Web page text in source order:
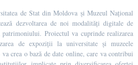
de Stat din Moldova și Muzeul Național
dezvoltarea de noi modalități digitale de
patrimoniului. Proiectul va cuprinde realizarea
de expoziții la universitate și muzeele
va crea o bază de date online, care va contribui